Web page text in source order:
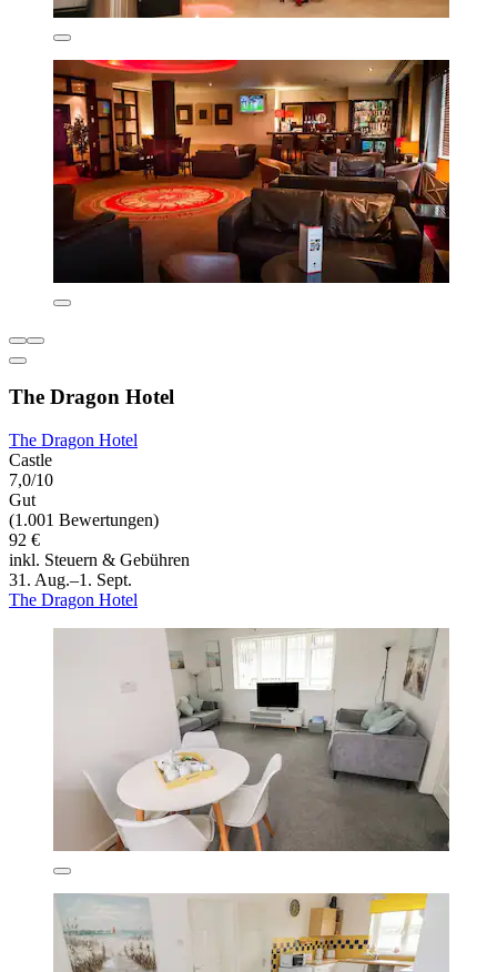
The Dragon Hotel
The Dragon Hotel
Castle
7,0/10
Gut
(1.001 Bewertungen)
92 €
inkl. Steuern & Gebühren
31. Aug.–1. Sept.
The Dragon Hotel